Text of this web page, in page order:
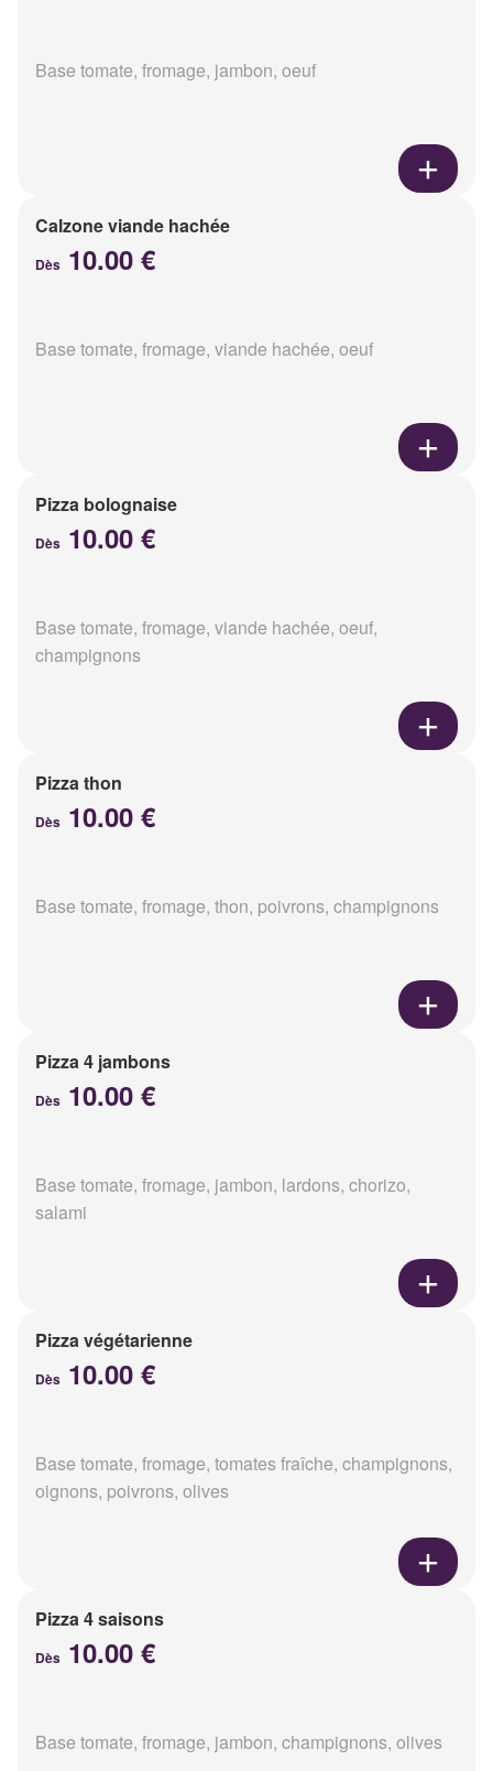
Base tomate, fromage, jambon, oeuf
Calzone viande hachée
Dès 10.00 €
Base tomate, fromage, viande hachée, oeuf
Pizza bolognaise
Dès 10.00 €
Base tomate, fromage, viande hachée, oeuf,
champignons
Pizza thon
Dès 10.00 €
Base tomate, fromage, thon, poivrons, champignons
Pizza 4 jambons
Dès 10.00 €
Base tomate, fromage, jambon, lardons, chorizo,
salami
Pizza végétarienne
Dès 10.00 €
Base tomate, fromage, tomates fraîche, champignons,
oignons, poivrons, olives
Pizza 4 saisons
Dès 10.00 €
Base tomate, fromage, jambon, champignons, olives